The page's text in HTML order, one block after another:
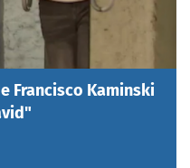
Francisco Kaminski